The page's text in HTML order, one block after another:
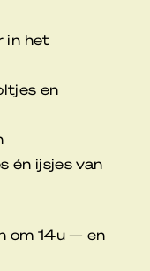
in het
en
én ijsjes van
om 14u — en